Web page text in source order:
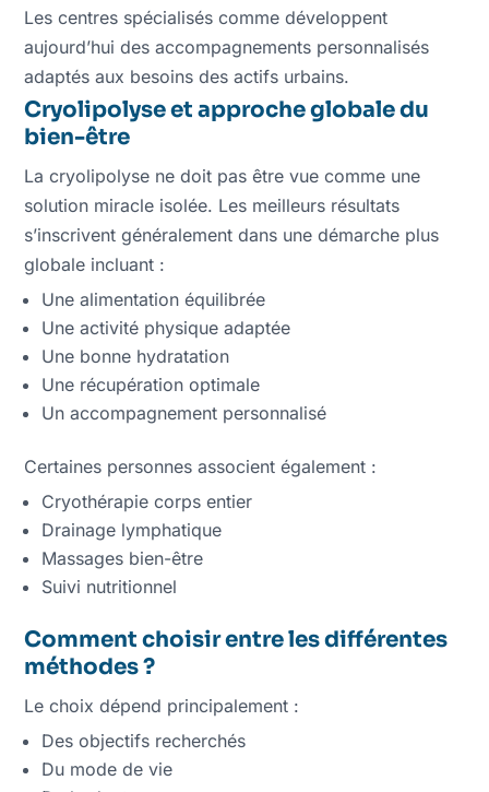
Les centres spécialisés comme développent
aujourd’hui des accompagnements personnalisés
adaptés aux besoins des actifs urbains.
Cryolipolyse et approche globale du
bien-être
La cryolipolyse ne doit pas être vue comme une
solution miracle isolée. Les meilleurs résultats
s’inscrivent généralement dans une démarche plus
globale incluant :
Une alimentation équilibrée
Une activité physique adaptée
Une bonne hydratation
Une récupération optimale
Un accompagnement personnalisé
Certaines personnes associent également :
Cryothérapie corps entier
Drainage lymphatique
Massages bien-être
Suivi nutritionnel
Comment choisir entre les différentes
méthodes ?
Le choix dépend principalement :
Des objectifs recherchés
Du mode de vie